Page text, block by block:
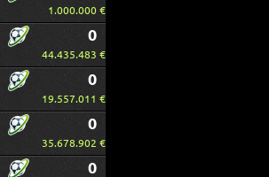
1.000.000 €
0
44.435.483 €
0
19.557.011 €
0
35.678.902 €
0